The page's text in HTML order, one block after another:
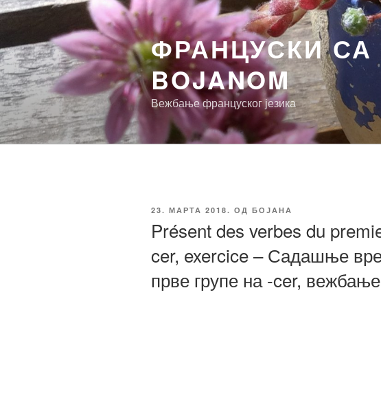
Скочи
на
садржај
ФРАНЦУСКИ СА
BOJANOM
Вежбање француског језика
ОБЈАВЉЕНО
23. МАРТА 2018. ОД БОЈАНА
Présent des verbes du
cer, exercice – Садашње
прве групе на -cer, вежбање